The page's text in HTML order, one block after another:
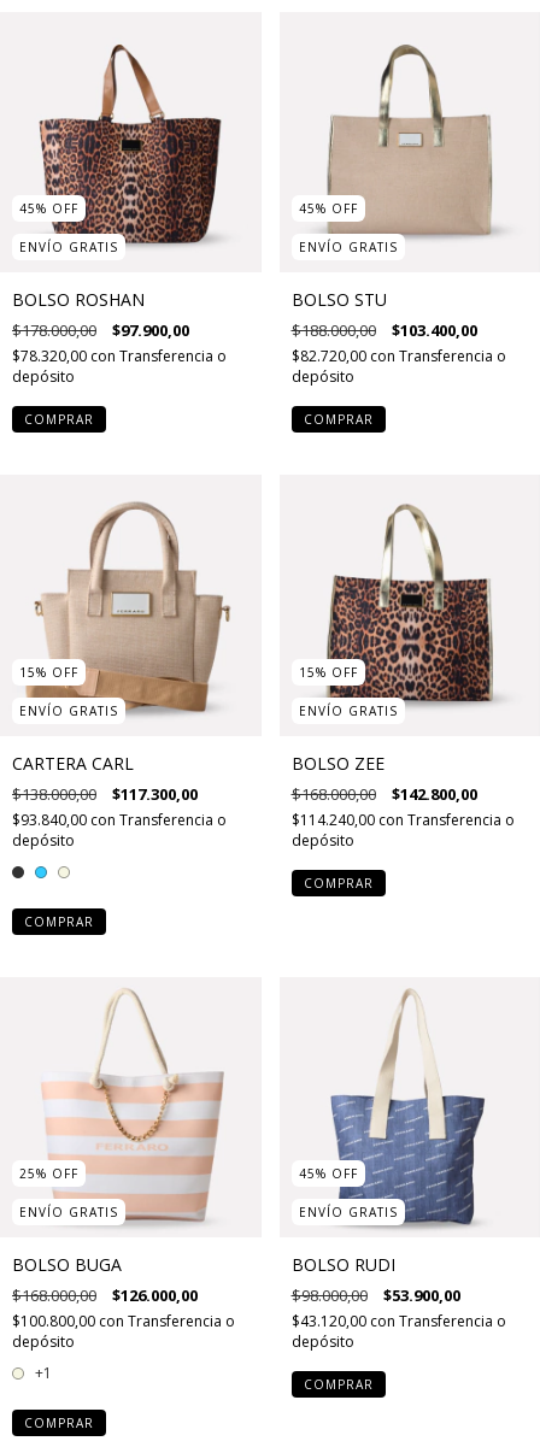
45% OFF
ENVÍO GRATIS
BOLSO ROSHAN
$178.000,00 $97.900,00
$78.320,00 con Transferencia o
depósito
COMPRAR
45% OFF
ENVÍO GRATIS
BOLSO STU
$188.000,00 $103.400,00
$82.720,00 con Transferencia o
depósito
COMPRAR
15% OFF
ENVÍO GRATIS
CARTERA CARL
$138.000,00 $117.300,00
$93.840,00 con Transferencia o
depósito
COMPRAR
15% OFF
ENVÍO GRATIS
BOLSO ZEE
$168.000,00 $142.800,00
$114.240,00 con Transferencia o
depósito
COMPRAR
25% OFF
ENVÍO GRATIS
BOLSO BUGA
$168.000,00 $126.000,00
$100.800,00 con Transferencia o
depósito
+1
COMPRAR
45% OFF
ENVÍO GRATIS
BOLSO RUDI
$98.000,00 $53.900,00
$43.120,00 con Transferencia o
depósito
COMPRAR